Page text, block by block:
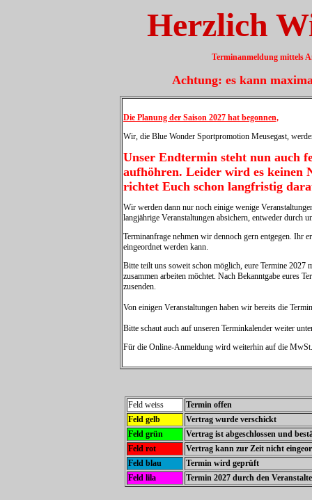
Herzlich
Terminanmeldung mittels
Achtung: es kann
Die Planung der Saison 2027 hat begonnen,
Wir, die Blue Wonder Sportpromotion Meusegast,
Unser Endtermin steht nun auch
aufhöhren. Leider wird es keinen
richtet Euch schon langfristig
Wir werden dann nur noch einige wenige
langjährige Veranstaltungen absichern, entweder durch
Terminanfrage nehmen wir dennoch gern entgegen. Ihr
eingeordnet werden kann.
Bitte teilt uns soweit schon möglich, eure Termine
zusammen arbeiten möchtet. Nach Bekanntgabe eures
zusenden.
Von einigen Veranstaltungen haben wir bereits die
Bitte schaut auch auf unseren Terminkalender weiter
Für die Online-Anmeldung wird weiterhin auf die
Feld weiss
Termin offen
Feld gelb
Vertrag wurde verschickt
Feld grün
Vertrag ist abgeschlossen und
Feld rot
Vertrag kann zur Zeit nicht
Feld blau
Termin wird geprüft
Feld lila
Termin 2027 durch den